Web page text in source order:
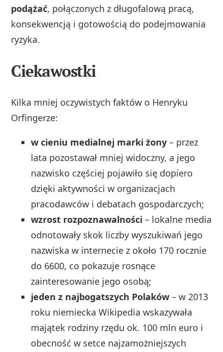
podążać, połączonych z długofalową pracą,
konsekwencją i gotowością do podejmowania
ryzyka.
Ciekawostki
Kilka mniej oczywistych faktów o Henryku
Orfingerze:
w cieniu medialnej marki żony – przez
lata pozostawał mniej widoczny, a jego
nazwisko częściej pojawiło się dopiero
dzięki aktywności w organizacjach
pracodawców i debatach gospodarczych;
wzrost rozpoznawalności – lokalne media
odnotowały skok liczby wyszukiwań jego
nazwiska w internecie z około 170 rocznie
do 6600, co pokazuje rosnące
zainteresowanie jego osobą;
jeden z najbogatszych Polaków – w 2013
roku niemiecka Wikipedia wskazywała
majątek rodziny rzędu ok. 100 mln euro i
obecność w setce najzamożniejszych